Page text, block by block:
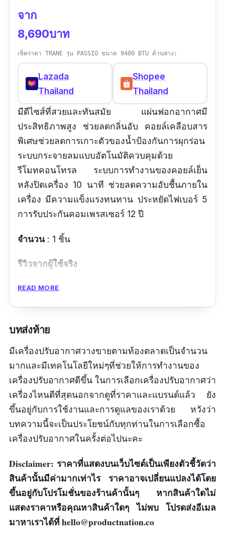
จาก
8,690บาท
เช็คราคา TRANE รุ่น PASSIO ขนาด 9400 BTU ด้านล่าง:
Lazada
Thailand
Shopee
Thailand
มีดีไซส์ที่สวยและทันสมัย แผ่นฟอกอากาศมี
ประสิทธิภาพสูง ช่วยลดกลิ่นอับ คอยล์เคลือบสาร
พิเศษช่วยลดการเกาะตัวของน้ำป้องกันการผุกร่อน
ระบบกระจายลมแบบอัตโนมัติควบคุมด้วย
รีโมทคอนโทรล ระบบการทำงานของคอยล์เย็น
หลังปิดเครื่อง 10 นาที ช่วยลดความอับชื้นภายใน
เครื่อง มีความแข็งแรงทนทาน ประหยัดไฟเบอร์ 5
การรับประกันคอมเพรสเซอร์ 12 ปี
จำนวน: 1 ชิ้น
รีวิวจากผู้ใช้จริง
ที่บ้านชอบใช้ยี่ห้อนี้ค่ะ มีความทนทานดี
เย็นดีไม่ ไม่มีปัญหาอะไรครับ
ข้อดี
แผ่นฟอกอากาศมีประสิทธิภาพสูง ช่วยลดกลิ่น
อับ
คอยล์เคลือบสารพิเศษช่วยลดการเกาะตัวของ
น้ำป้องกันการผุกร่อน ยืดอายการใช้งาน
คอมเพรสเซอร์รับประกันถึง 12 ปี
การทำงานของแอร์มีเสียงค่อนข้างดัง
READ MORE
บทส่งท้าย
มีเครื่องปรับอากาศวางขายตามท้องตลาดเป็นจำนวน
มากและมีเทคโนโลยีใหม่ๆที่ช่วยให้การทำงานของ
เครื่องปรับอากาศดีขึ้น ในการเลือกเครื่องปรับอากาศว่า
เครื่องไหนดีที่สุดนอกจากดูที่ราคาและแบรนด์แล้ว ยัง
ขึ้นอยู่กับการใช้งานและการดูแลของเราด้วย หวังว่า
บทความนี้จะเป็นประโยชน์กับทุกท่านในการเลือกซื้อ
เครื่องปรับอากาศในครั้งต่อไปนะคะ
Disclaimer: ราคาที่แสดงบนเว็บไซต์เป็นเพียงตัวชี้วัดว่า
สินค้านั้นมีค่ามากเท่าไร ราคาอาจเปลี่ยนแปลงได้โดย
ขึ้นอยู่กับโปรโมชั่นของร้านค้านั้นๆ หากสินค้าใดไม่
แสดงราคาหรือคุณหาสินค้าใดๆ ไม่พบ โปรดส่งอีเมล
มาหาเราได้ที่hello@productnation.co